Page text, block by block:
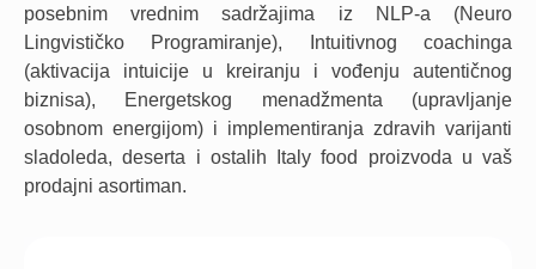
posebnim vrednim sadržajima iz NLP-a (Neuro
Lingvističko Programiranje), Intuitivnog coachinga
(aktivacija intuicije u kreiranju i vođenju autentičnog
biznisa), Energetskog menadžmenta (upravljanje
osobnom energijom) i implementiranja zdravih varijanti
sladoleda, deserta i ostalih Italy food proizvoda u vaš
prodajni asortiman.